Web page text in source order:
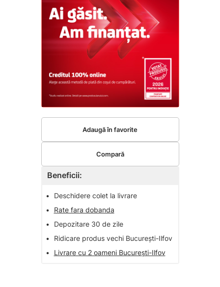
Beneficii:
•
Deschidere colet la livrare
•
Rate fara dobanda
•
Depozitare 30 de zile
•
Ridicare produs vechi București-Ilfov
•
Livrare cu 2 oameni București-Ilfov
Adaugă în favorite
Compară